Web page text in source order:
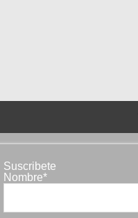
Suscribete
Nombre*